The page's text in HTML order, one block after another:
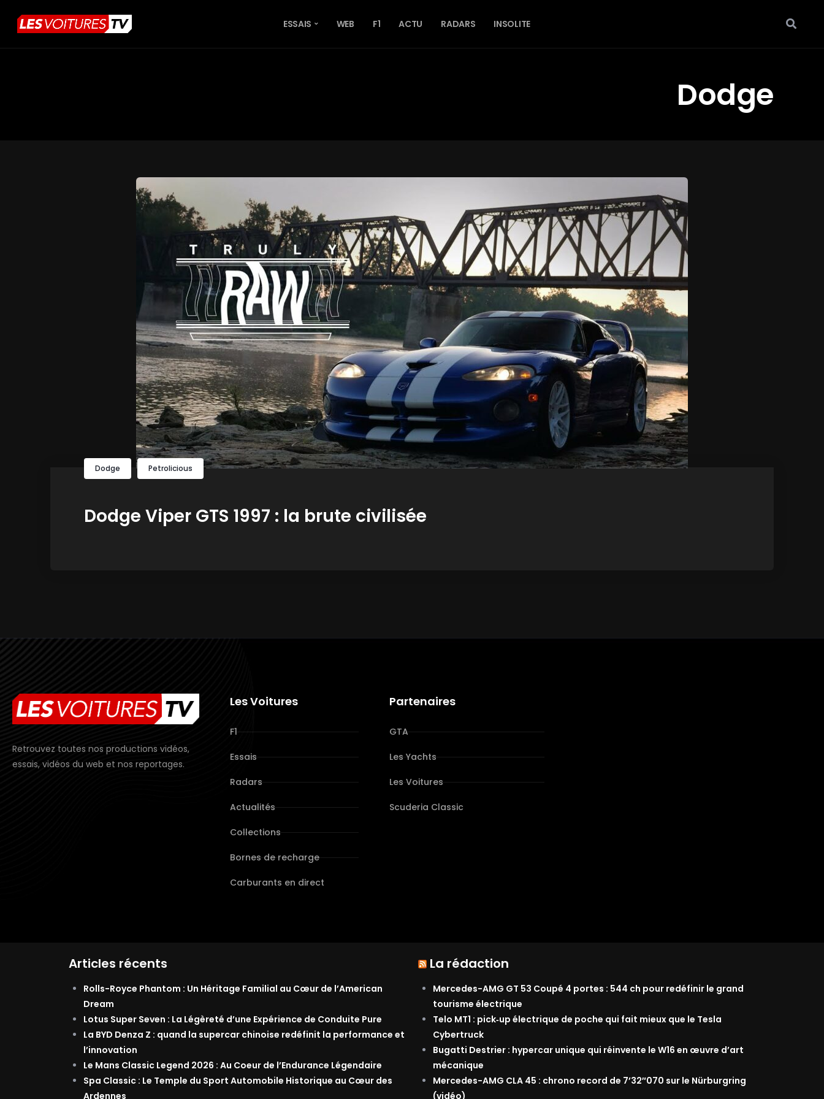
ESSAIS WEB F1 ACTU RADARS INSOLITE
Dodge
Dodge Petrolicious
Dodge Viper GTS 1997 : la brute civilisée
Retrouvez toutes nos productions vidéos,
essais, vidéos du web et nos reportages.
Les Voitures
F1
Essais
Radars
Actualités
Collections
Bornes de recharge
Carburants en direct
Partenaires
GTA
Les Yachts
Les Voitures
Scuderia Classic
Articles récents
Rolls-Royce Phantom : Un Héritage Familial au Cœur de l’American
Dream
Lotus Super Seven : La Légèreté d’une Expérience de Conduite Pure
La BYD Denza Z : quand la supercar chinoise redéfinit la performance et
l’innovation
Le Mans Classic Legend 2026 : Au Coeur de l’Endurance Légendaire
Spa Classic : Le Temple du Sport Automobile Historique au Cœur des
Ardennes
La rédaction
Mercedes-AMG GT 53 Coupé 4 portes : 544 ch pour redéfinir le grand
tourisme électrique
Telo MT1 : pick‑up électrique de poche qui fait mieux que le Tesla
Cybertruck
Bugatti Destrier : hypercar unique qui réinvente le W16 en œuvre d’art
mécanique
Mercedes-AMG CLA 45 : chrono record de 7’32″070 sur le Nürburgring
(vidéo)